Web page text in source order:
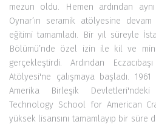
mezun oldu. Hemen ardından
Oynar’ın seramik atölyesine
eğitimi tamamladı. Bir yıl süreyle
Bölümü’nde özel izin ile kil ve
gerçekleştirdi. Ardından
Atölyesi'ne çalışmaya başladı.
Amerika Birleşik
Technology School for American
yüksek lisansını tamamlayıp bir